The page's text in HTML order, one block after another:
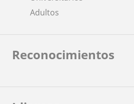
Adultos
Reconocimientos